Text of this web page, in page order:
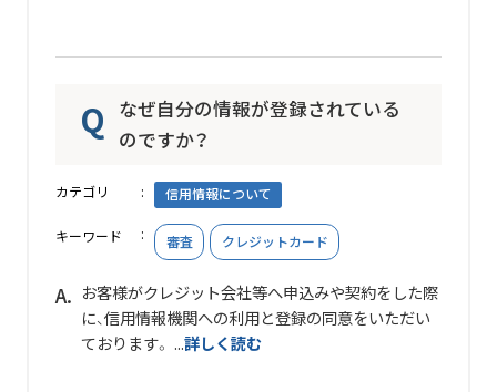
なぜ自分の情報が登録されている
のですか？
カテゴリ 信用情報について
キーワード 審査 クレジットカード
お客様がクレジット会社等へ申込みや契約をした際
に、信用情報機関への利用と登録の同意をいただい
ております。 ...詳しく読む